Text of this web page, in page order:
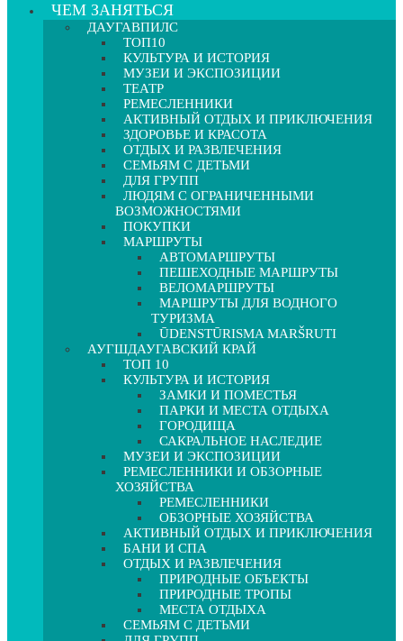
ЧЕМ ЗАНЯТЬСЯ
ДАУГАВПИЛС
ТОП10
КУЛЬТУРА И ИСТОРИЯ
МУЗЕИ И ЭКСПОЗИЦИИ
ТЕАТР
РЕМЕСЛЕННИКИ
АКТИВНЫЙ ОТДЫХ И ПРИКЛЮЧЕНИЯ
ЗДОРОВЬЕ И КРАСОТА
ОТДЫХ И РАЗВЛЕЧЕНИЯ
СЕМЬЯМ С ДЕТЬМИ
ДЛЯ ГРУПП
ЛЮДЯМ С ОГРАНИЧЕННЫМИ
ВОЗМОЖНОСТЯМИ
ПОКУПКИ
МАРШРУТЫ
АВТОМАРШРУТЫ
ПЕШЕХОДНЫЕ МАРШРУТЫ
ВЕЛОМАРШРУТЫ
МАРШРУТЫ ДЛЯ ВОДНОГО
ТУРИЗМА
ŪDENSTŪRISMA MARŠRUTI
АУГШДАУГАВСКИЙ КРАЙ
ТОП 10
КУЛЬТУРА И ИСТОРИЯ
ЗАМКИ И ПОМЕСТЬЯ
ПАРКИ И МЕСТА ОТДЫХА
ГОРОДИЩА
САКРАЛЬНОЕ НАСЛЕДИЕ
МУЗЕИ И ЭКСПОЗИЦИИ
РЕМЕСЛЕННИКИ И ОБЗОРНЫЕ
ХОЗЯЙСТВА
РЕМЕСЛЕННИКИ
ОБЗОРНЫЕ ХОЗЯЙСТВА
АКТИВНЫЙ ОТДЫХ И ПРИКЛЮЧЕНИЯ
БАНИ И СПА
ОТДЫХ И РАЗВЛЕЧЕНИЯ
ПРИРОДНЫЕ ОБЪЕКТЫ
ПРИРОДНЫЕ ТРОПЫ
МЕСТА ОТДЫХА
СЕМЬЯМ С ДЕТЬМИ